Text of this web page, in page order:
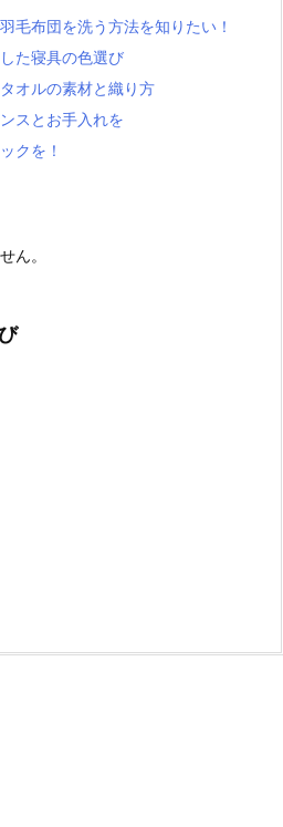
毛布団を洗う方法を知りたい！
た寝具の色選び
オルの素材と織り方
スとお手入れを
クを！
ん。